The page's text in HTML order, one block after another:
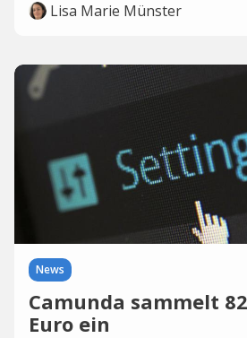
Lisa Marie Münster
News
Camunda sammelt
Euro ein